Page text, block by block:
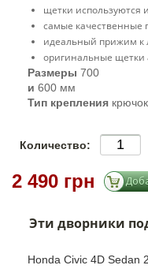
щетки используются
самые качественные
идеальный прижим к
оригинальные щетки
Размеры 700
и 600 мм
Тип крепления крючок
Количество:
2 490 грн
Эти дворники
Honda Civic 4D Sedan